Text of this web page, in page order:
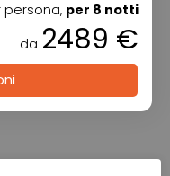
persona, per 8 notti
da 2489 €